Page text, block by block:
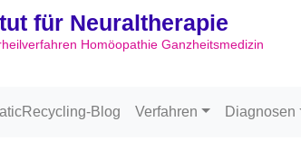
für Neuraltherapie
Homöopathie Ganzheitsmedizin
Blog Verfahren Diagnosen